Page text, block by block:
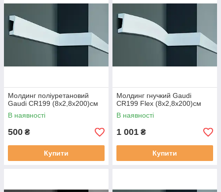
Молдинг поліуретановий
Gaudi CR199 (8х2,8x200)см
В наявності
500 ₴
Купити
Молдинг гнучкий Gaudi
CR199 Flex (8х2,8x200)см
В наявності
1 001 ₴
Купити